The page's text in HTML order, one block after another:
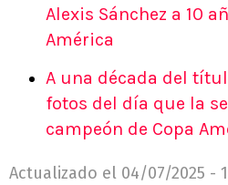
Alexis Sánchez a 10
América
A una década del
fotos del día que la
campeón de Copa
Actualizado el 04/07/2025 -